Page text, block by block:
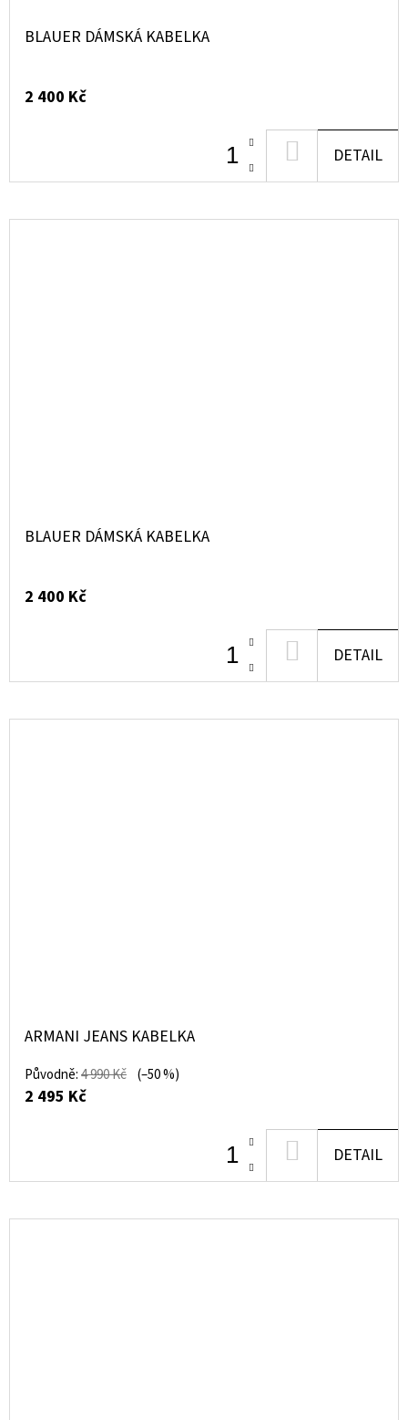
BLAUER DÁMSKÁ KABELKA
2 400 Kč
KOŠÍKU
DETAIL
BLAUER DÁMSKÁ KABELKA
2 400 Kč
KOŠÍKU
DETAIL
ARMANI JEANS KABELKA
Původně:4 990 Kč (–50 %)
2 495 Kč
KOŠÍKU
DETAIL